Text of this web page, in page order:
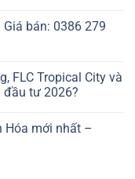
Giá bán: 0386 279
FLC Tropical City và
đầu tư 2026?
Hóa mới nhất –